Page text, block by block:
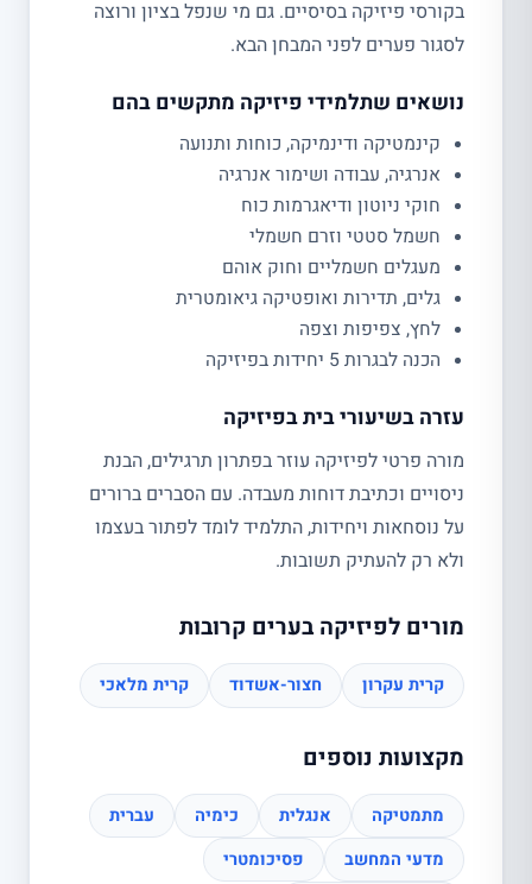
בקורסי פיזיקה בסיסיים. גם מי שנפל בציון ורוצה
לסגור פערים לפני המבחן הבא.
נושאים שתלמידי פיזיקה מתקשים בהם
קינמטיקה ודינמיקה, כוחות ותנועה
אנרגיה, עבודה ושימור אנרגיה
חוקי ניוטון ודיאגרמות כוח
חשמל סטטי וזרם חשמלי
מעגלים חשמליים וחוק אוהם
גלים, תדירות ואופטיקה גיאומטרית
לחץ, צפיפות וצפה
הכנה לבגרות 5 יחידות בפיזיקה
עזרה בשיעורי בית בפיזיקה
מורה פרטי לפיזיקה עוזר בפתרון תרגילים, הבנת
ניסויים וכתיבת דוחות מעבדה. עם הסברים ברורים
על נוסחאות ויחידות, התלמיד לומד לפתור בעצמו
ולא רק להעתיק תשובות.
מורים לפיזיקה בערים קרובות
קרית עקרון חצור-אשדוד קרית מלאכי
מקצועות נוספים
מתמטיקה אנגלית כימיה
עברית
מדעי המחשב
פסיכומטרי